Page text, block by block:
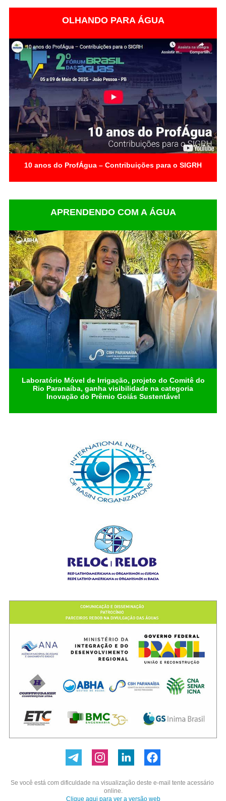
OLHANDO PARA ÁGUA
10 anos do ProfÁgua – Contribuições para o SIGRH
APRENDENDO COM A ÁGUA
Laboratório Móvel de Irrigação, projeto do Comitê do
Rio Paranaíba, ganha visibilidade na categoria
Inovação do Prêmio Goiás Sustentável
Se você está com dificuldade na visualização deste e-mail tente acessário
online.
Clique aqui para ver a versão web